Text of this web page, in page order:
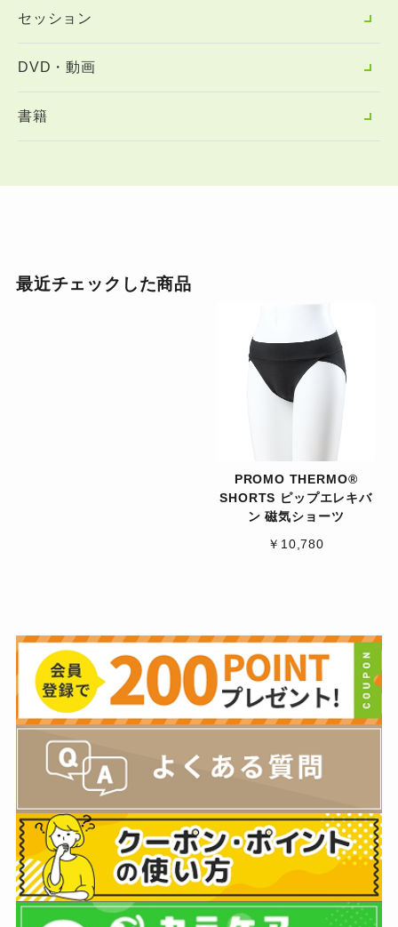
セッション
DVD・動画
書籍
最近チェックした商品
PROMO THERMO®
SHORTS ピップエレキバ
ン 磁気ショーツ
￥10,780